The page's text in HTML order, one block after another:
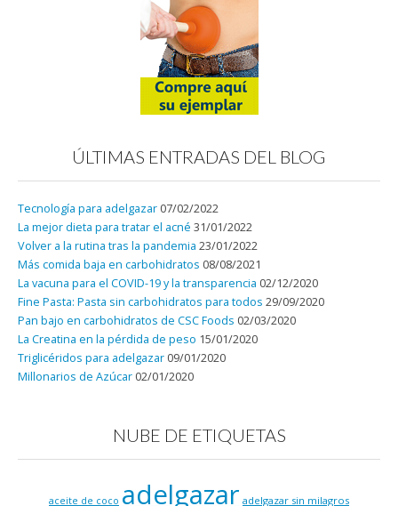
ÚLTIMAS ENTRADAS DEL BLOG
Tecnología para adelgazar 07/02/2022
La mejor dieta para tratar el acné 31/01/2022
Volver a la rutina tras la pandemia 23/01/2022
Más comida baja en carbohidratos 08/08/2021
La vacuna para el COVID-19 y la transparencia 02/12/2020
Fine Pasta: Pasta sin carbohidratos para todos 29/09/2020
Pan bajo en carbohidratos de CSC Foods 02/03/2020
La Creatina en la pérdida de peso 15/01/2020
Triglicéridos para adelgazar 09/01/2020
Millonarios de Azúcar 02/01/2020
NUBE DE ETIQUETAS
aceite de coco adelgazar adelgazar sin milagros